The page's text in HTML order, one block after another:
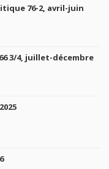
76-2, avril-juin
3/4, juillet-décembre